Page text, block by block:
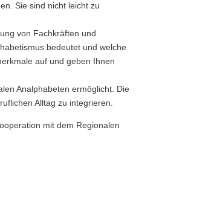
Sie sind nicht leicht zu
von Fachkräften und
bedeutet und welche
auf und geben Ihnen
Analphabeten ermöglicht. Die
Alltag zu integrieren.
mit dem Regionalen